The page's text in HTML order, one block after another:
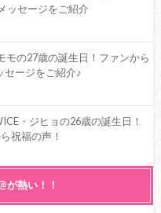
ッセージをご紹介
モの27歳の誕生日！ファンから
セージをご紹介♪
・ジヒョの26歳の誕生日！
祝福の声！
・ダヒョンの25歳の誕生日！
祝福の声！
が熱い！！